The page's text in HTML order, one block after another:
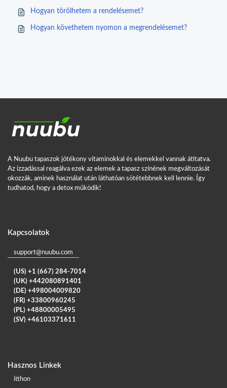
Hogyan törölhetem a rendelésemet?
Hogyan követhetem nyomon a megrendelésemet?
A Nuubu tapaszok jótékony vitaminokkal és elemekkel vannak átitatva.
Az izzadással reagálva ezek az elemek a tapasz színének megváltozását
okozzák, aminek használat után láthatóan sötétebbnek kell lennie. Így
tudhatod, hogy a detox működik!
Kapcsolatok
support@nuubu.com
(US) +1 (667) 284-7014
(UK) +442080891401
(DE) +498004009820
(FR) +33800960245
(PL) +48800005495
(SV) +46103371611
Hasznos Linkek
itthon